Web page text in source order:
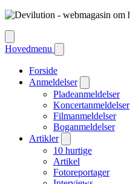
Hovedmenu
Forside
Anmeldelser
Pladeanmeldelser
Koncertanmeldelser
Filmanmeldelser
Boganmeldelser
Artikler
10 hurtige
Artikel
Fotoreportager